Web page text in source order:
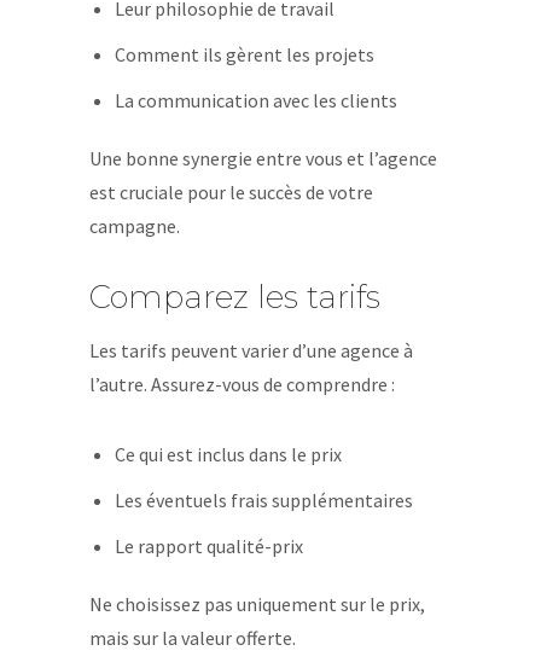
Leur philosophie de travail
Comment ils gèrent les projets
La communication avec les clients
Une bonne synergie entre vous et l’agence
est cruciale pour le succès de votre
campagne.
Comparez les tarifs
Les tarifs peuvent varier d’une agence à
l’autre. Assurez-vous de comprendre :
Ce qui est inclus dans le prix
Les éventuels frais supplémentaires
Le rapport qualité-prix
Ne choisissez pas uniquement sur le prix,
mais sur la valeur offerte.